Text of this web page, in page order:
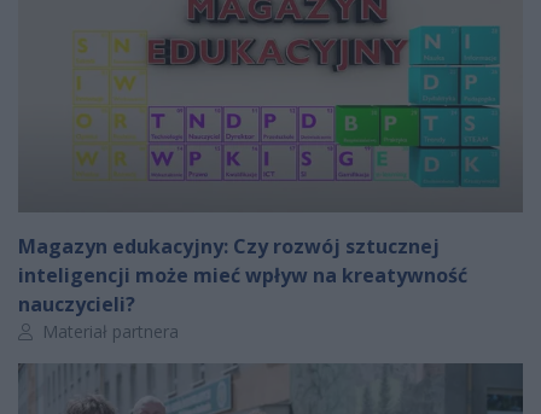
Magazyn edukacyjny: Czy rozwój sztucznej
inteligencji może mieć wpływ na kreatywność
nauczycieli?
Autor artykułu:
Materiał partnera